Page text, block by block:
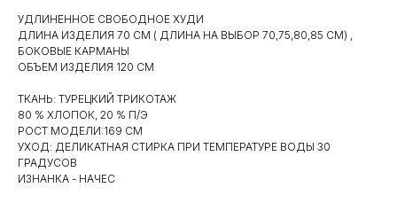
УДЛИНЕННОЕ СВОБОДНОЕ ХУДИ
ДЛИНА ИЗДЕЛИЯ 70 СМ ( ДЛИНА НА ВЫБОР 70,75,80,85 СМ) ,
БОКОВЫЕ КАРМАНЫ
ОБЪЕМ ИЗДЕЛИЯ 120 СМ
ТКАНЬ: ТУРЕЦКИЙ ТРИКОТАЖ
80 % ХЛОПОК, 20 % П/Э
РОСТ МОДЕЛИ:169 СМ
УХОД: ДЕЛИКАТНАЯ СТИРКА ПРИ ТЕМПЕРАТУРЕ ВОДЫ 30
ГРАДУСОВ
ИЗНАНКА - НАЧЕС